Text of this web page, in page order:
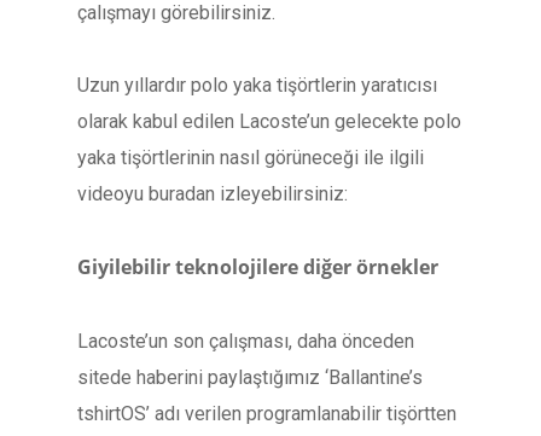
çalışmayı görebilirsiniz.
Uzun yıllardır polo yaka tişörtlerin yaratıcısı
olarak kabul edilen Lacoste’un gelecekte polo
yaka tişörtlerinin nasıl görüneceği ile ilgili
videoyu buradan izleyebilirsiniz:
Giyilebilir teknolojilere diğer örnekler
Lacoste’un son çalışması, daha önceden
sitede haberini paylaştığımız ‘Ballantine’s
tshirtOS’ adı verilen programlanabilir tişörtten